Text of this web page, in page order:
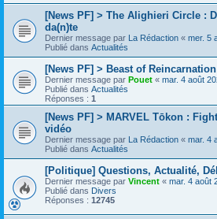
[News PF] > The Alighieri Circle :
da(n)te
Dernier message par La Rédaction « mer. 5
Publié dans Actualités
[News PF] > Beast of
Dernier message par Pouet « mar. 4 août
Publié dans Actualités
Réponses : 1
[News PF] > MARVEL Tōkon :
vidéo
Dernier message par La Rédaction « mar. 4
Publié dans Actualités
[Politique] Questions, Actualité,
Dernier message par Vincent « mar. 4 août
Publié dans Divers
Réponses : 12745